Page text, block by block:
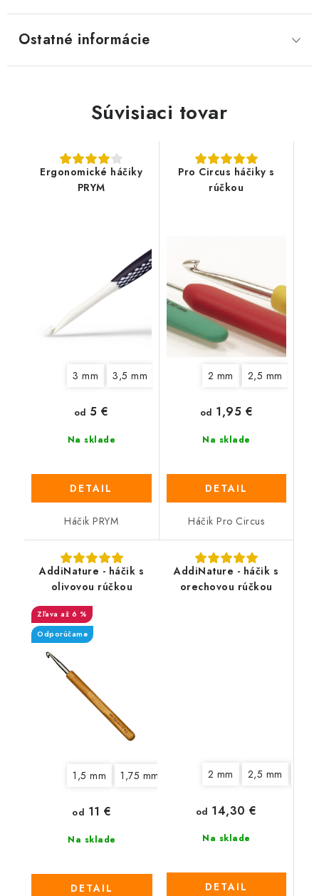
Ostatné informácie
Súvisiaci tovar
Ergonomické háčiky
PRYM
3 mm 3,5 mm 5 mm 6 mm
Na sklade
od 5 €
DETAIL
Háčik PRYM
Pro Circus háčiky s
rúčkou
2 mm 2,5 mm
Na sklade
od 1,95 €
DETAIL
Háčik Pro Circus
AddiNature - háčik s
olivovou rúčkou
až 6 %
Odporúčame
1,5 mm 1,75 mm 2,5 mm 3 mm
Na sklade
od 11 €
DETAIL
AddiNature - háčik s
orechovou rúčkou
2 mm 2,5 mm
Na sklade
od 14,30 €
DETAIL